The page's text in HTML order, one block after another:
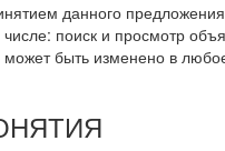
данного
числе: поиск и просмотр
может быть изменено в